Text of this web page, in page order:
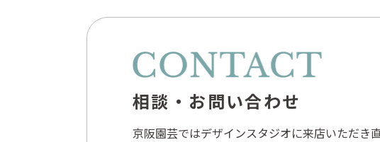
相談・お問い合わせ
京阪園芸ではデザインスタジオに来店いただき